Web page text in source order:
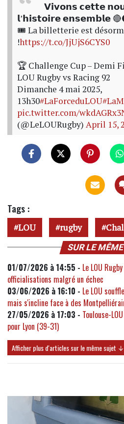
𝗩𝗶𝘃𝗼𝗻𝘀 𝗰𝗲𝘁𝘁𝗲
𝗹’𝗵𝗶𝘀𝘁𝗼𝗶𝗿𝗲 𝗲𝗻𝘀𝗲𝗺𝗯𝗹𝗲
🎟️ La billetterie est
!https://t.co/JjUjS6CYS0
🏆 Challenge Cup – Demi
LOU Rugby vs Racing 92
Dimanche 4 mai 2025,
13h30#LaForceduLOU
pic.twitter.com/
(@LeLOURugby) April 15,
Tags :
LOU rugby
SUR LE
01/07/2026 à 14:55 - Le LOU
officialisations malgré un échec
03/06/2026 à 16:10 - Le LOU
mais s'incline face à des
27/05/2026 à 17:03 - Toulouse-
pour Lyon (39-31)
Afficher plus d'articles sur le même sujet ↓